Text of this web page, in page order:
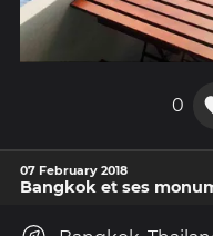
0
07 February 2018
Bangkok et ses